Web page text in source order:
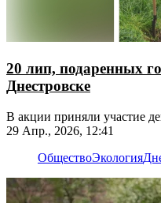
20 лип, подаренных
Днестровске
В акции приняли участие
29 Апр., 2026, 12:41
ОбществоЭкология